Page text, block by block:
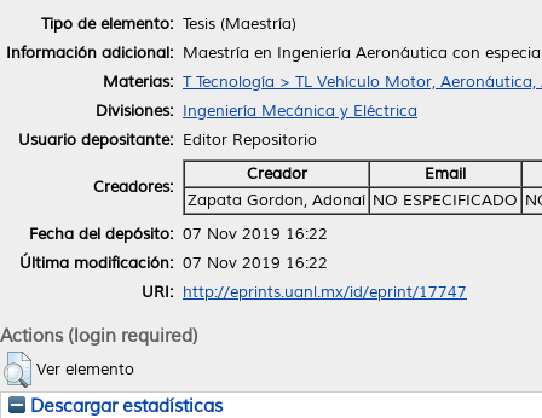
Tipo de elemento: Tesis (Maestría)
Información adicional: Maestría en Ingeniería Aeronáutica con
Materias: T Tecnología > TL Vehículo Motor,
Divisiones: Ingeniería Mecánica y Eléctrica
Usuario depositante: Editor Repositorio
Creadores:
Creador
Email
Zapata Gordon, Adonaí NO ESPECIFICADO
Fecha del depósito: 07 Nov 2019 16:22
Última modificación: 07 Nov 2019 16:22
URI: http://eprints.uanl.mx/id/eprint/17747
Actions (login required)
Ver elemento
Descargar estadísticas